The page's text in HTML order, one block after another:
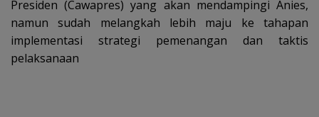
Presiden (Cawapres) yang akan mendampingi Anies,
namun sudah melangkah lebih maju ke tahapan
implementasi strategi pemenangan dan taktis
pelaksanaan